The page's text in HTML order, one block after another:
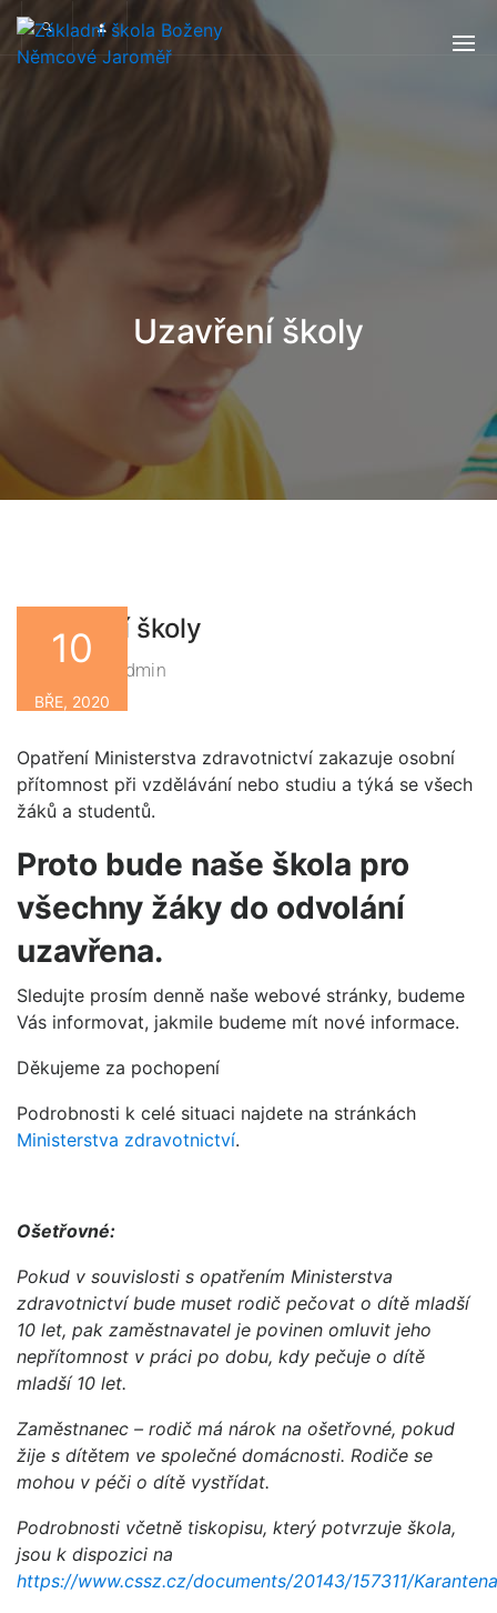
Uzavření školy
Uzavření školy
Zsbn-Admin
10
BŘE, 2020
Opatření Ministerstva zdravotnictví zakazuje osobní
přítomnost při vzdělávání nebo studiu a týká se všech
žáků a studentů.
Proto bude naše škola pro
všechny žáky do odvolání
uzavřena.
Sledujte prosím denně naše webové stránky, budeme
Vás informovat, jakmile budeme mít nové informace.
Děkujeme za pochopení
Podrobnosti k celé situaci najdete na stránkách
Ministerstva zdravotnictví.
Ošetřovné:
Pokud v souvislosti s opatřením Ministerstva
zdravotnictví bude muset rodič pečovat o dítě mladší
10 let, pak zaměstnavatel je povinen omluvit jeho
nepřítomnost v práci po dobu, kdy pečuje o dítě
mladší 10 let.
Zaměstnanec – rodič má nárok na ošetřovné, pokud
žije s dítětem ve společné domácnosti. Rodiče se
mohou v péči o dítě vystřídat.
Podrobnosti včetně tiskopisu, který potvrzuje škola,
jsou k dispozici na
https://www.cssz.cz/documents/20143/157311/